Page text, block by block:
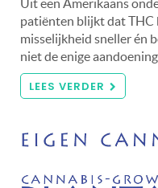
Uit een Amerikaans
patiënten blijkt dat THC
misselijkheid sneller én
niet de enige
LEES VERDER